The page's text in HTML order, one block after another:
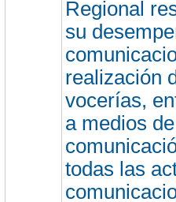
Regional
su
realización
vocerías,
a medios de
todas las